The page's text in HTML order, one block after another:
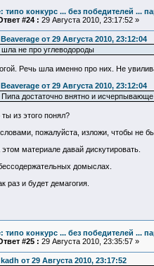
типо конкурс ... без победителей ...
#24 : 29 Августа 2010, 23:17:52 »
от 29 Августа 2010, 23:12:04
шла не про углеводороды
Речь шла именно про них. Не
от 29 Августа 2010, 23:12:04
Пипа достаточно внятно и
ты из этого понял?
пожалуйста, изложи, чтобы не
этом материале давай дискутировать.
домыслах.
раз и будет демагогия.
типо конкурс ... без победителей ...
#25 : 29 Августа 2010, 23:35:57 »
от 29 Августа 2010, 23:17:52